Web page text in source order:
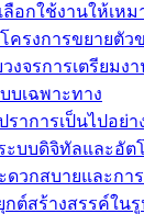
ลือกใช้งานให้เห
รงการขยายตัว
จรการเตรียมง
บเฉพาะทาง
าการเป็นไปอย่า
ะบบดิจิทัลและอัต
ดวกสบายและกา
ต์สร้างสรรค์ใน